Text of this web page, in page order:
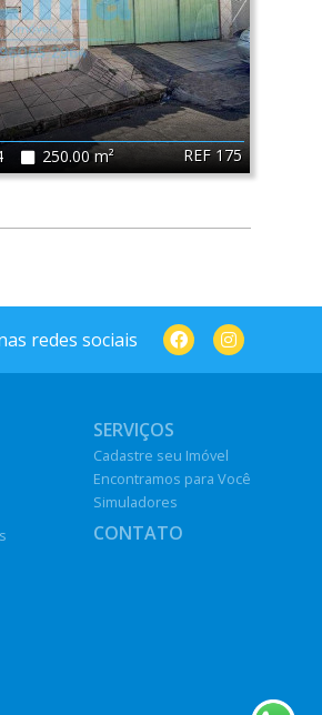
REF 175
250.00 m²
redes sociais
SERVIÇOS
Cadastre seu Imóvel
Encontramos para Você
Simuladores
CONTATO